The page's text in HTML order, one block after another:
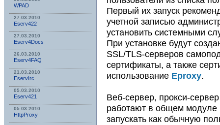
WPAD
27.03.2010
Eserv422
27.03.2010
Eserv4Docs
26.03.2010
Eserv4FAQ
21.03.2010
EservIrc
05.03.2010
Eserv421
05.03.2010
HttpProxy
Первый их запуск
учетной записью
установить системными
При установке будут
SSL/TLS-серверов
сертификаты, а также
использование Eproxy.
Веб-сервер, прокси-
работают в общем модуле
запускать как обычную